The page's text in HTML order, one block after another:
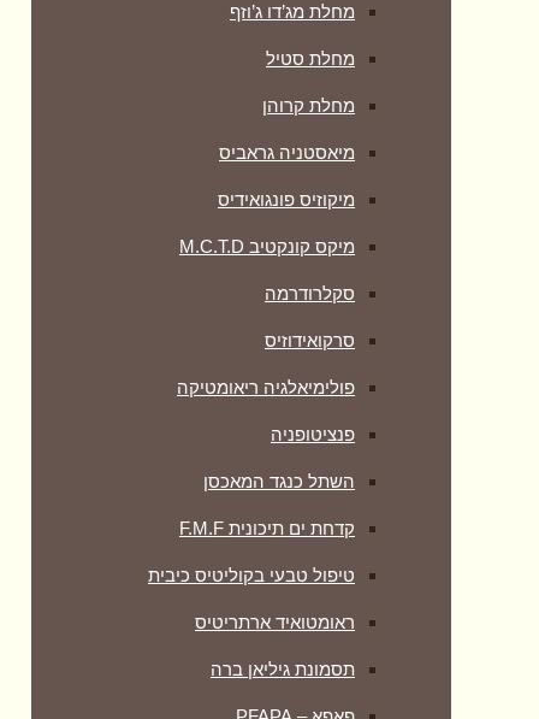
מחלת מג’דו ג’וזף
מחלת סטיל
מחלת קרוהן
מיאסטניה גראביס
מיקוזיס פונגואידיס
מיקס קונקטיב M.C.T.D
סקלרודרמה
סרקואידוזיס
פולימיאלגיה ריאומטיקה
‏פנציטופניה
השתל כנגד המאכסן
קדחת ים תיכונית F.M.F
טיפול טבעי בקוליטיס כיבית
ראומטואיד ארתריטיס
תסמונת גיליאן ברה